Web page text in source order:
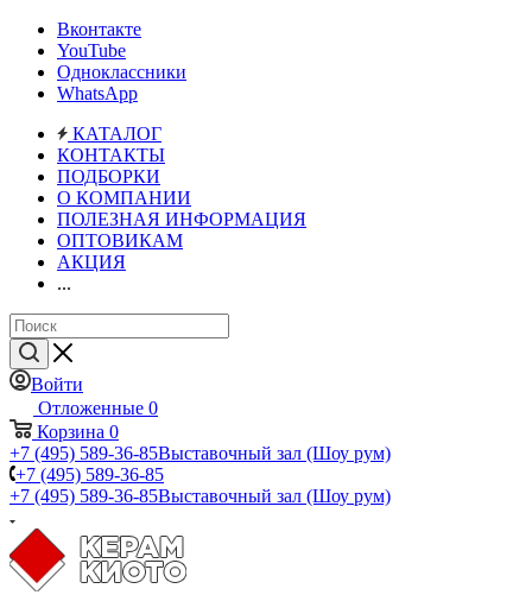
Вконтакте
YouTube
Одноклассники
WhatsApp
КАТАЛОГ
КОНТАКТЫ
ПОДБОРКИ
О КОМПАНИИ
ПОЛЕЗНАЯ ИНФОРМАЦИЯ
ОПТОВИКАМ
АКЦИЯ
...
Войти
Отложенные 0
Корзина 0
+7 (495) 589-36-85Выставочный зал (Шоу рум)
+7 (495) 589-36-85
+7 (495) 589-36-85Выставочный зал (Шоу рум)